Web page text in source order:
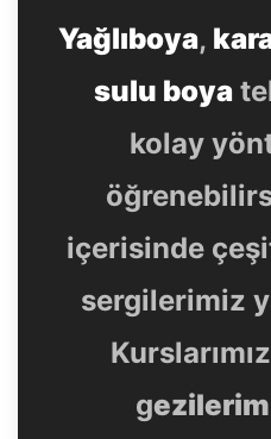
Yağlıboya,
sulu boya
kolay
içerisinde
sergilerimiz
g